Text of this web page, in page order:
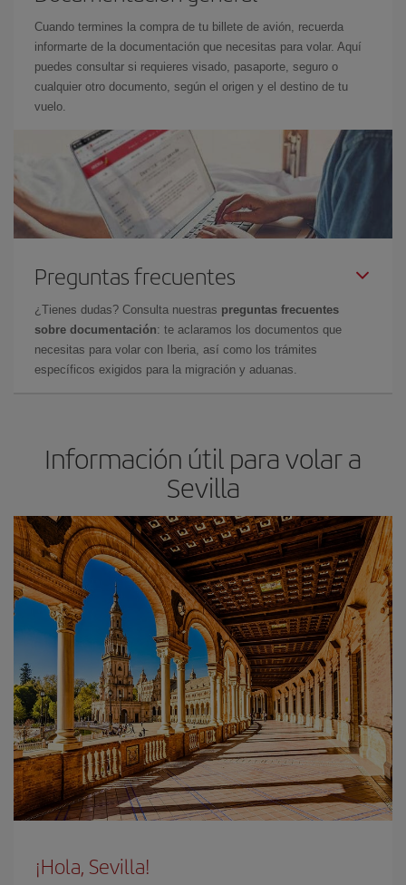
Cuando termines la compra de tu billete de avión, recuerda
informarte de la documentación que necesitas para volar. Aquí
puedes consultar si requieres visado, pasaporte, seguro o
cualquier otro documento, según el origen y el destino de tu
vuelo.
Preguntas frecuentes
¿Tienes dudas? Consulta nuestras preguntas frecuentes
sobre documentación: te aclaramos los documentos que
necesitas para volar con Iberia, así como los trámites
específicos exigidos para la migración y aduanas.
Información útil para volar a
Sevilla
¡Hola, Sevilla!